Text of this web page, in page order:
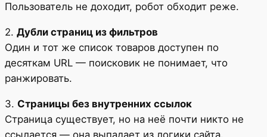
Пользователь не доходит, робот обходит реже.
2. Дубли страниц из фильтров
Один и тот же список товаров доступен по
десяткам URL — поисковик не понимает, что
ранжировать.
3. Страницы без внутренних ссылок
Страница существует, но на неё почти никто не
ссылается — она выпадает из логики сайта.